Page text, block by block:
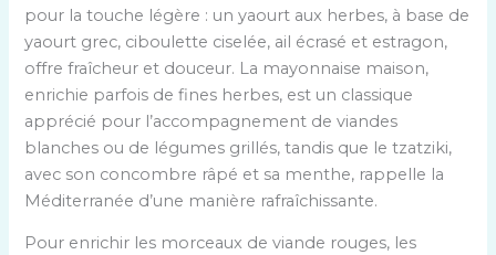
pour la touche légère : un yaourt aux herbes, à base de
yaourt grec, ciboulette ciselée, ail écrasé et estragon,
offre fraîcheur et douceur. La mayonnaise maison,
enrichie parfois de fines herbes, est un classique
apprécié pour l’accompagnement de viandes
blanches ou de légumes grillés, tandis que le tzatziki,
avec son concombre râpé et sa menthe, rappelle la
Méditerranée d’une manière rafraîchissante.
Pour enrichir les morceaux de viande rouges, les